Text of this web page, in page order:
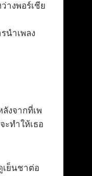
างพอร์เชีย
นำเพลง
งจากที่เพ
ทำให้เธอ
เย็นชาต่อ